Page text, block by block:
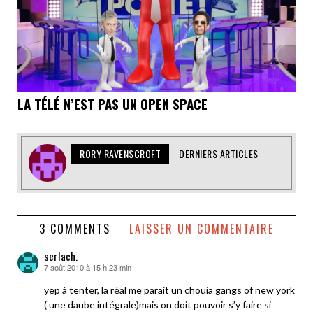
LA TÉLÉ N’EST PAS UN OPEN SPACE
RORY RAVENSCROFT DERNIERS ARTICLES
3 COMMENTS LAISSER UN COMMENTAIRE
serlach.
dit :
7 août 2010 à 15 h 23 min
yep à tenter, la réal me parait un chouia gangs of new york
( une daube intégrale)mais on doit pouvoir s’y faire si